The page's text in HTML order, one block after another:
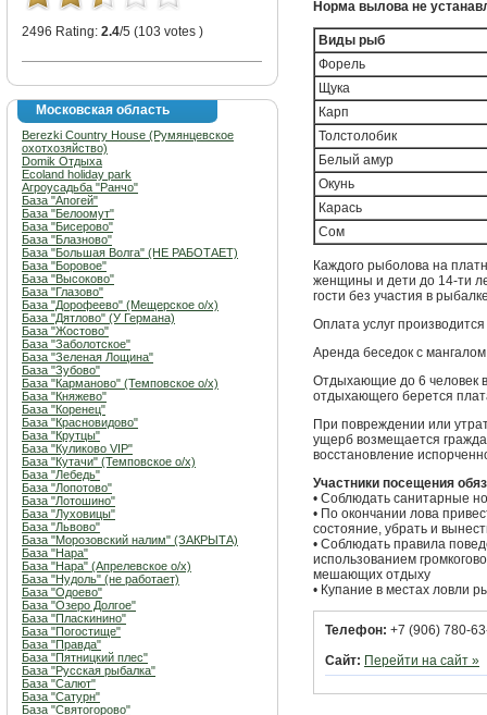
2496 Rating: 2.4/5 (103 votes )
Московская область
Berezki Country House (Румянцевское
охотхозяйство)
Domik Отдыха
Ecoland holiday park
Агроусадьба "Ранчо"
База "Апогей"
База "Белоомут"
База "Бисерово"
База "Блазново"
База "Большая Волга" (НЕ РАБОТАЕТ)
База "Боровое"
База "Высоково"
База "Глазово"
База "Дорофеево" (Мещерское о/х)
База "Дятлово" (У Германа)
База "Жостово"
База "Заболотское"
База "Зеленая Лощина"
База "Зубово"
База "Карманово" (Темповское о/х)
База "Княжево"
База "Коренец"
База "Красновидово"
База "Крутцы"
База "Куликово VIP"
База "Кутачи" (Темповское о/х)
База "Лебедь"
База "Лопотово"
База "Лотошино"
База "Луховицы"
База "Львово"
База "Морозовский налим" (ЗАКРЫТА)
База "Нара"
База "Нара" (Апрелевское о/х)
База "Нудоль" (не работает)
База "Одоево"
База "Озеро Долгое"
База "Пласкинино"
База "Погостище"
База "Правда"
База "Пятницкий плес"
База "Русская рыбалка"
База "Салют"
База "Сатурн"
База "Святогорово"
Норма вылова не
Виды рыб
Форель
Щука
Карп
Толстолобик
Белый амур
Окунь
Карась
Сом
Каждого рыболова на
женщины и дети до 14-ти
гости без участия в
Оплата услуг
Аренда беседок с
Отдыхающие до 6 человек
отдыхающего берется
При повреждении или
ущерб возмещается
восстановление
Участники посещения
• Соблюдать санитарные
• По окончании лова
состояние, убрать и
• Соблюдать правила
использованием
мешающих отдыху
• Купание в местах ловли
Телефон: +7 (906) 780-
Сайт: Перейти на сайт »